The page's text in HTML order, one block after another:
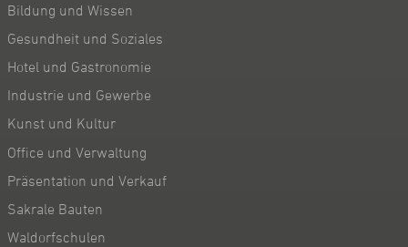
Bildung und Wissen
Gesundheit und Soziales
Hotel und Gastronomie
Industrie und Gewerbe
Kunst und Kultur
Office und Verwaltung
Präsentation und Verkauf
Sakrale Bauten
Waldorfschulen